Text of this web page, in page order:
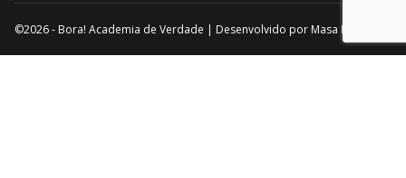
©2026 - Bora! Academia de Verdade | Desenvolvido por Masa Marketing